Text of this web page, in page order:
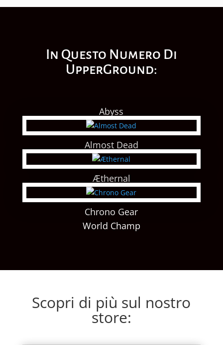
In Questo Numero Di
UpperGround:
Abyss
Almost Dead
Æthernal
Chrono Gear
World Champ
Scopri di più sul nostro
store: